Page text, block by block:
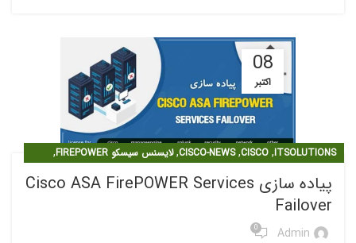
08
اکتبر
ITSOLUTIONS
,
CISCO
,
CISCO-NEWS
,لایسنس سیسکو FIREPOWER ,
پیاده سازی Cisco ASA FirePOWER Services
Failover
Admin
0